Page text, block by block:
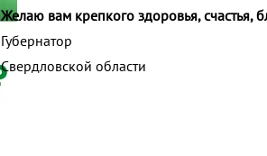
Желаю вам крепкого здоровья, счастья,
Губернатор
Свердловской